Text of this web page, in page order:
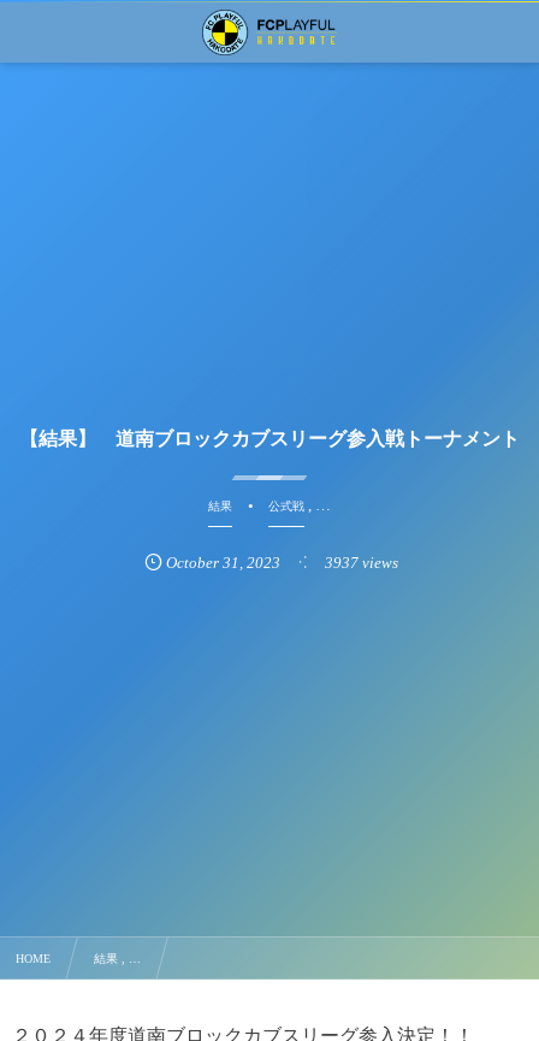
【結果】 道南ブロックカブスリーグ参入戦トーナメント
結果 公式戦
October 31 ,2023 3937 views
HOME 結果 , …
２０２４年度道南ブロックカブスリーグ参入決定！！